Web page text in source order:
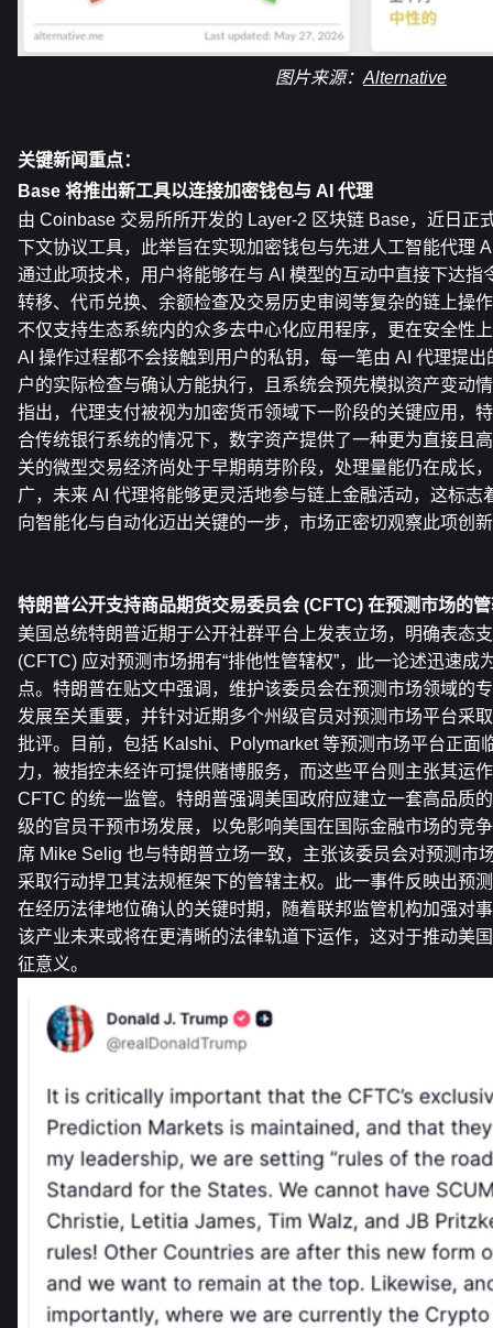
图片来源： Alternative
关键新闻重点：
Base 将推出新工具以连接加密钱包与 AI 代理
由 Coinbase 交易所所开发的 Layer-2 区块链 Base，近日正
下文协议工具，此举旨在实现加密钱包与先进人工智能代理
通过此项技术，用户将能够在与 AI 模型的互动中直接下达指
转移、代币兑换、余额检查及交易历史审阅等复杂的链上操
不仅支持生态系统内的众多去中心化应用程序，更在安全性
AI 操作过程都不会接触到用户的私钥，每一笔由 AI 代理提
户的实际检查与确认方能执行，且系统会预先模拟资产变动
指出，代理支付被视为加密货币领域下一阶段的关键应用，
合传统银行系统的情况下，数字资产提供了一种更为直接且
关的微型交易经济尚处于早期萌芽阶段，处理量能仍在成长
广，未来 AI 代理将能够更灵活地参与链上金融活动，这标志
向智能化与自动化迈出关键的一步，市场正密切观察此项创
特朗普公开支持商品期货交易委员会 (CFTC) 在预测市场的
美国总统特朗普近期于公开社群平台上发表立场，明确表态
(CFTC) 应对预测市场拥有“排他性管辖权”，此一论述迅速成
点。特朗普在贴文中强调，维护该委员会在预测市场领域的
发展至关重要，并针对近期多个州级官员对预测市场平台采
批评。目前，包括 Kalshi、Polymarket 等预测市场平台正面
力，被指控未经许可提供赌博服务，而这些平台则主张其运
CFTC 的统一监管。特朗普强调美国政府应建立一套高品质
级的官员干预市场发展，以免影响美国在国际金融市场的竞
席 Mike Selig 也与特朗普立场一致，主张该委员会对预测市
采取行动捍卫其法规框架下的管辖主权。此一事件反映出预
在经历法律地位确认的关键时期，随着联邦监管机构加强对
该产业未来或将在更清晰的法律轨道下运作，这对于推动美
征意义。